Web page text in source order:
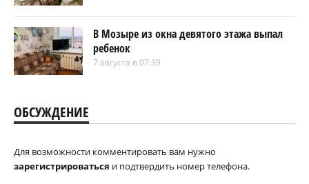
В Мозыре из окна девятого этажа выпал
ребенок
7 августа в 07:39
ОБСУЖДЕНИЕ
Для возможности комментировать вам нужно
зарегистрироваться и подтвердить номер телефона.